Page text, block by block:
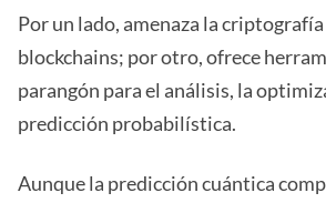
Por un lado, amenaza la
blockchains; por otro, ofrece
parangón para el análisis, la
predicción probabilística.
Aunque la predicción cuántica